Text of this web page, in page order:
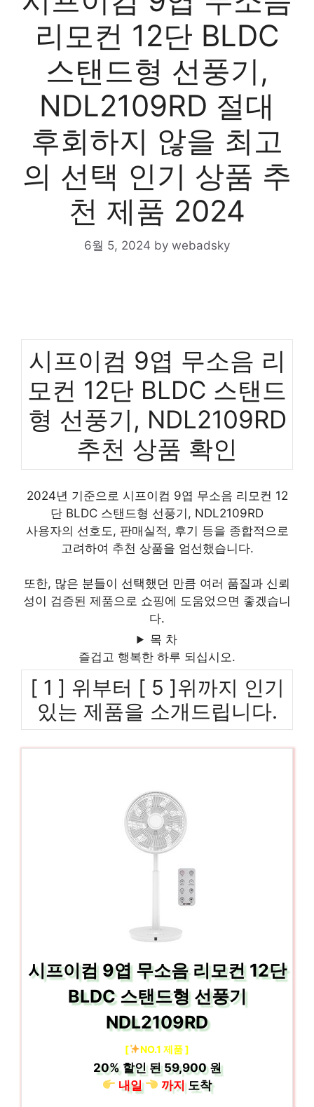
리모컨 12단 BLDC
스탠드형 선풍기,
NDL2109RD 절대
후회하지 않을 최고
의 선택 인기 상품 추
천 제품 2024
6월 5, 2024 by webadsky
시프이컴 9엽 무소음 리
모컨 12단 BLDC 스탠드
형 선풍기, NDL2109RD
추천 상품 확인
2024년 기준으로 시프이컴 9엽 무소음 리모컨 12
단 BLDC 스탠드형 선풍기, NDL2109RD
사용자의 선호도, 판매실적, 후기 등을 종합적으로
고려하여 추천 상품을 엄선했습니다.
또한, 많은 분들이 선택했던 만큼 여러 품질과 신뢰
성이 검증된 제품으로 쇼핑에 도움었으면 좋겠습니
다.
목 차
즐겁고 행복한 하루 되십시오.
[ 1 ] 위부터 [ 5 ]위까지 인기
있는 제품을 소개드립니다.
시프이컴 9엽 무소음 리모컨 12단
BLDC 스탠드형 선풍기
NDL2109RD
[ NO.1 제품 ]
20%할인 된59,900 원
내일
까지도착